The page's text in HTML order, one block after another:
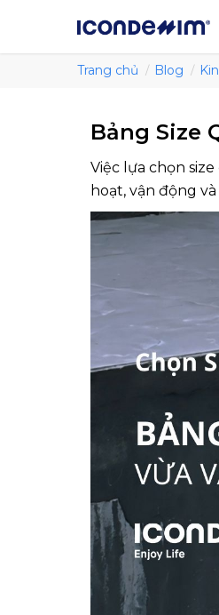
Trang chủ Blog
Bảng Size
Việc lựa chọn
hoạt, vận động